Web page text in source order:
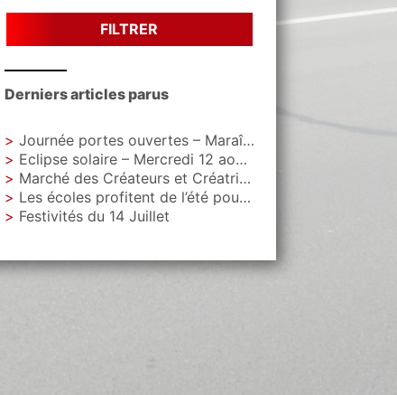
FILTRER
Derniers articles parus
Journée portes ouvertes – Maraîchage Municipal
Eclipse solaire – Mercredi 12 aout – Parc Letoquart
Marché des Créateurs et Créatrices – Vendredi 4 septembre – Parvis de La Gare
Les écoles profitent de l’été pour faire peau neuve
Festivités du 14 Juillet